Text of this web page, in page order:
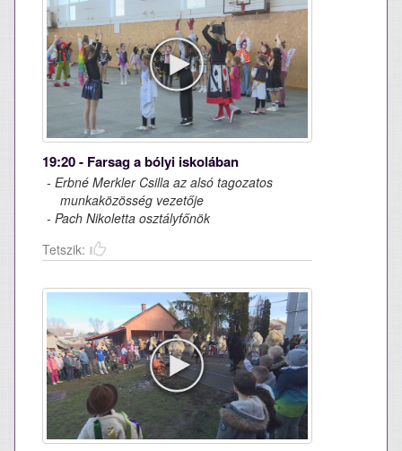
19:20 - Farsag a bólyi iskolában
- Erbné Merkler Csilla az alsó tagozatos
munkaközösség vezetője
- Pach Nikoletta osztályfőnök
Tetszik: